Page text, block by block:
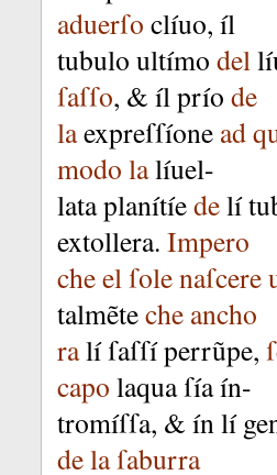
aduerſo clíuo, íl
tubulo ultímo del
ſaſſo, & ílprío de
laexpreſſíone ad
modo lalíuel-
lataplanítíedelí
extollera. Impero
cheelſolenaſcere
talmẽteche ancho
ralíſaſſíperrũpe,
capo laquaſíaín-
tromíſſa, & ínlí
delaſaburra